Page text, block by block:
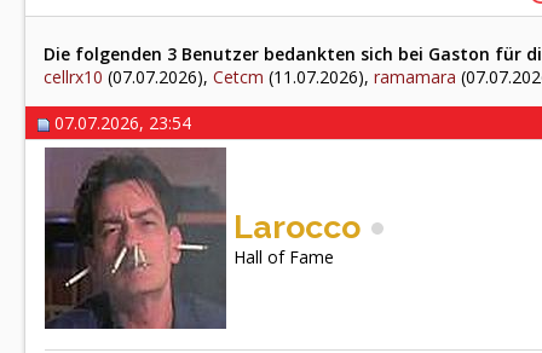
Die folgenden 3 Benutzer bedankten sich bei Gaston für
cellrx10 (07.07.2026), Cetcm (11.07.2026), ramamara
07.07.2026, 23:54
Larocco
Hall of Fame